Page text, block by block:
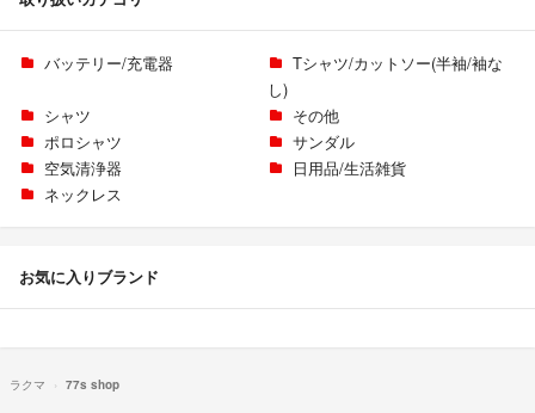
バッテリー/充電器
Tシャツ/カットソー(半袖/袖な
し)
シャツ
その他
ポロシャツ
サンダル
空気清浄器
日用品/生活雑貨
ネックレス
お気に入りブランド
ラクマ 77s shop